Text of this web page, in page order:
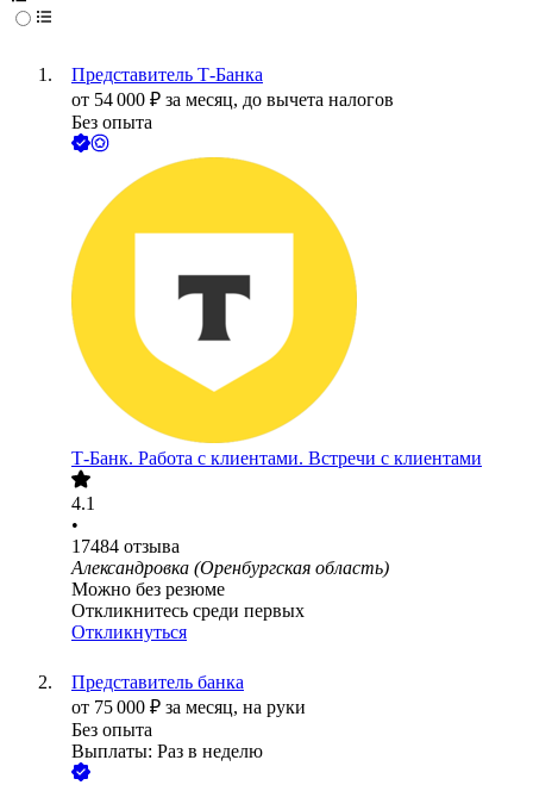
Представитель Т-Банка
от 54 000 ₽ за месяц, до вычета налогов
Без опыта
Т-Банк. Работа с клиентами. Встречи с клиентами
4.1
•
17484 отзыва
Александровка (Оренбургская область)
Можно без резюме
Откликнитесь среди первых
Откликнуться
Представитель банка
от 75 000 ₽ за месяц, на руки
Без опыта
Выплаты: Раз в неделю